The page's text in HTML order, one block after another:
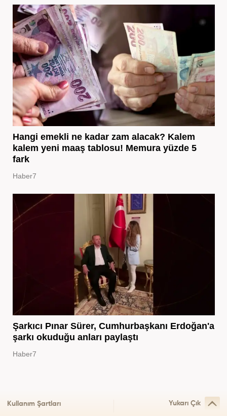
Hangi emekli ne kadar zam alacak? Kalem
kalem yeni maaş tablosu! Memura yüzde 5
fark
Haber7
Şarkıcı Pınar Sürer, Cumhurbaşkanı Erdoğan'a
şarkı okuduğu anları paylaştı
Haber7
Kullanım Şartları Yukarı Çık